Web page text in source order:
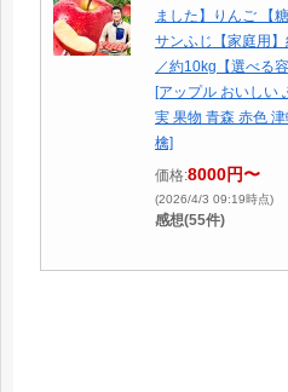
ました】りんご 【
サンふじ【家庭用
／約10kg【選べる
[アップル おいしい
実 果物 青森 赤色
檎]
価格:8000円〜
(2026/4/3 09:19時点)
感想(55件)